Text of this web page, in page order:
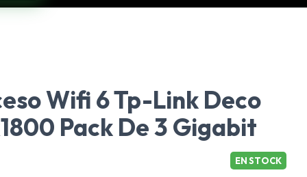
Wifi 6 Tp-Link Deco
Pack De 3 Gigabit
EN STOCK